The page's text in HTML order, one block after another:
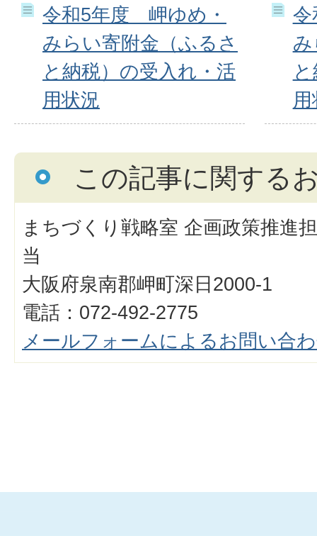
令和5年度 岬ゆめ・
みらい寄附金（ふるさ
と納税）の受入れ・活
用状況
この記事に関する
まちづくり戦略室 企画政策推進
当
大阪府泉南郡岬町深日2000-1
電話：072-492-2775
メールフォームによるお問い合